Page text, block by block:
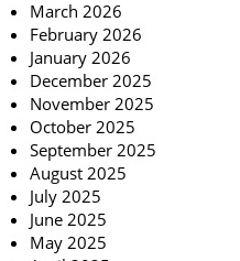
March 2026
February 2026
January 2026
December 2025
November 2025
October 2025
September 2025
August 2025
July 2025
June 2025
May 2025